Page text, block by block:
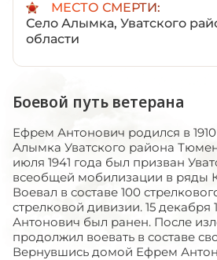
МЕСТО СМЕРТИ:
Село Алымка, Уватского
области
Боевой путь ветерана
Ефрем Антонович родился в
Алымка Уватского района
июля 1941 года был призван
всеобщей мобилизации в ряды
Воевал в составе 100
стрелковой дивизии. 15 декабря
Антонович был ранен. После
продолжил воевать в составе
Вернувшись домой Ефрем